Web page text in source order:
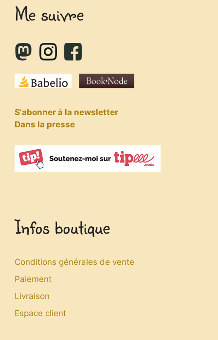
Me suivre
S'abonner à la newsletter
Dans la presse
Infos boutique
Conditions générales de vente
Paiement
Livraison
Espace client